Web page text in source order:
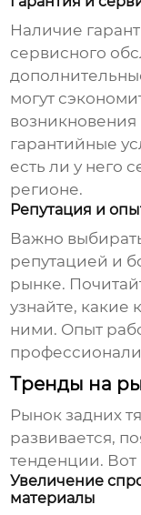
Наличие
сервисного
могут
возникновения
гарантийные
есть ли у него
регионе.
Репутация и
Важно
репутацией и
рынке.
узнайте, какие
ними. Опыт
Тренды на
Рынокзадних
развивается,
тенденции. Вот
Увеличение
материалы